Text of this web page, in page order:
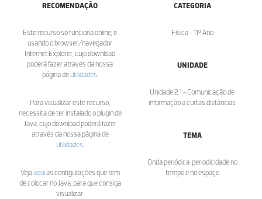
RECOMENDAÇÃO
Este recurso só funciona online, e
usando o browser/navegador
Internet Explorer, cujo download
poderá fazer através da nossa
página deutilidades
Para visualizar este recurso,
necessita de ter instalado o plugin de
Java, cujo download poderá fazer
através da nossa página de
utilidades
Vejaaquias configurações que tem
de colocar no Java, para que consiga
visualizar.
CATEGORIA
Física - 11º Ano
UNIDADE
Unidade 2.1 - Comunicação de
informação a curtas distâncias
TEMA
Onda periódica: periodicidade no
tempo e no espaço